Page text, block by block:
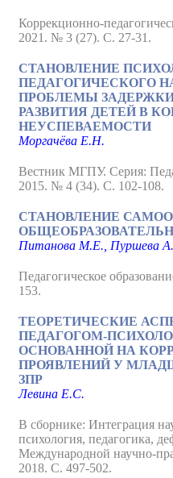
Коррекционно-
2021. № 3 (27). С. 27-31.
СТАНОВЛЕНИЕ
ПЕДАГОГИЧЕСКОГО
ПРОБЛЕМЫ
РАЗВИТИЯ ДЕТЕЙ В
НЕУСПЕВАЕМОСТИ
Моргачёва Е.Н.
Вестник МГПУ. Серия:
2015. № 4 (34). С. 102-108.
СТАНОВЛЕНИЕ
Питанова М.Е., Пуршева
Педагогическое
153.
ТЕОРЕТИЧЕСКИЕ
ПЕДАГОГОМ-
ОСНОВАННОЙ НА
ПРОЯВЛЕНИЙ У
ЗПР
Левина Е.С.
В сборнике: Интеграция
психология, педагогика,
Международной научно-
2018. С. 497-502.